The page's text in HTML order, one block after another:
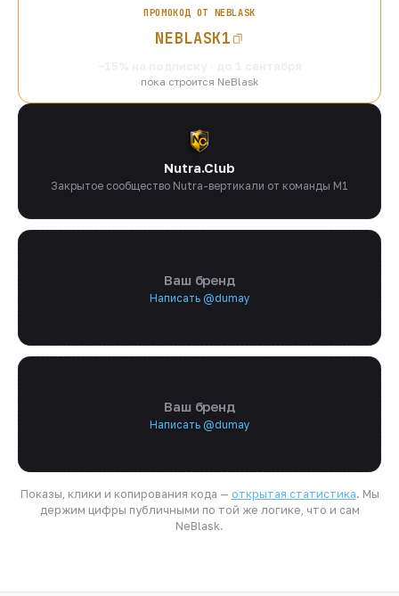
ПРОМОКОД ОТ NEBLASK
NEBLASK1
пока строится NeBlask
Nutra.Club
Закрытое сообщество Nutra-вертикали от команды M1
Ваш бренд
Написать @dumay
Ваш бренд
Написать @dumay
Показы, клики и копирования кода — открытая статистика. Мы
держим цифры публичными по той же логике, что и сам
NeBlask.